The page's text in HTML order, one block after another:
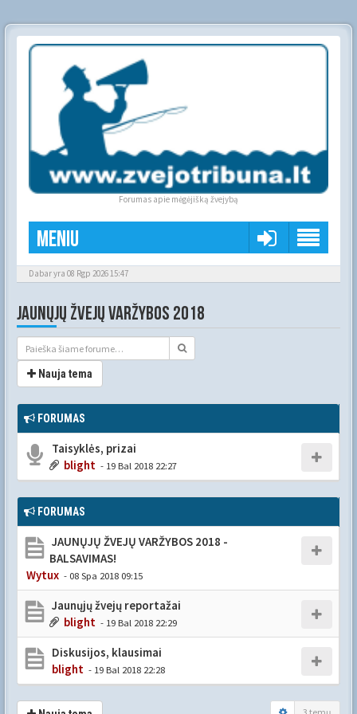
Forumas apie mėgėjišką žvejybą
Meniu
Dabar yra 08 Rgp 2026 15:47
JAUNŲJŲ ŽVEJŲ VARŽYBOS 2018
Nauja tema
FORUMAS
Taisyklės, prizai
blight - 19 Bal 2018 22:27
FORUMAS
JAUNŲJŲ ŽVEJŲ VARŽYBOS 2018 -
BALSAVIMAS!
Wytux - 08 Spa 2018 09:15
Jaunųjų žvejų reportažai
blight - 19 Bal 2018 22:29
Diskusijos, klausimai
blight - 19 Bal 2018 22:28